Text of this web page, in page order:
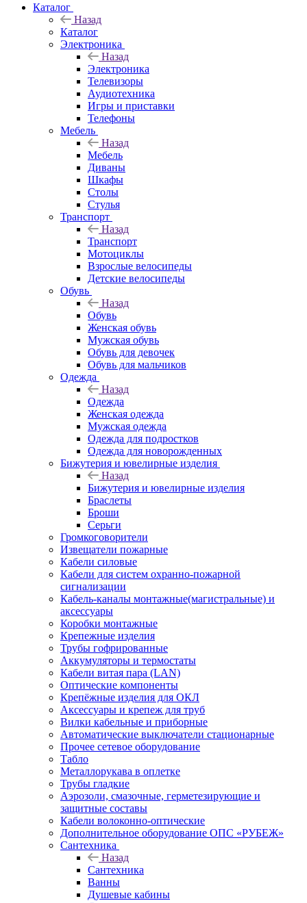
Каталог
Назад
Каталог
Электроника
Назад
Электроника
Телевизоры
Аудиотехника
Игры и приставки
Телефоны
Мебель
Назад
Мебель
Диваны
Шкафы
Столы
Стулья
Транспорт
Назад
Транспорт
Мотоциклы
Взрослые велосипеды
Детские велосипеды
Обувь
Назад
Обувь
Женская обувь
Мужская обувь
Обувь для девочек
Обувь для мальчиков
Одежда
Назад
Одежда
Женская одежда
Мужская одежда
Одежда для подростков
Одежда для новорожденных
Бижутерия и ювелирные изделия
Назад
Бижутерия и ювелирные изделия
Браслеты
Броши
Серьги
Громкоговорители
Извещатели пожарные
Кабели силовые
Кабели для систем охранно-пожарной
сигнализации
Кабель-каналы монтажные(магистральные) и
аксессуары
Коробки монтажные
Крепежные изделия
Трубы гофрированные
Аккумуляторы и термостаты
Кабели витая пара (LAN)
Оптические компоненты
Крепёжные изделия для ОКЛ
Аксессуары и крепеж для труб
Вилки кабельные и приборные
Автоматические выключатели стационарные
Прочее сетевое оборудование
Табло
Металлорукава в оплетке
Трубы гладкие
Аэрозоли, смазочные, герметезирующие и
защитные составы
Кабели волоконно-оптические
Дополнительное оборудование ОПС «РУБЕЖ»
Сантехника
Назад
Сантехника
Ванны
Душевые кабины